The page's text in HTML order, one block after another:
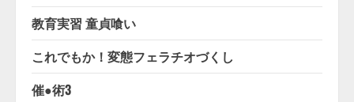
教育実習 童貞喰い
これでもか！変態フェラチオづくし
催●術3